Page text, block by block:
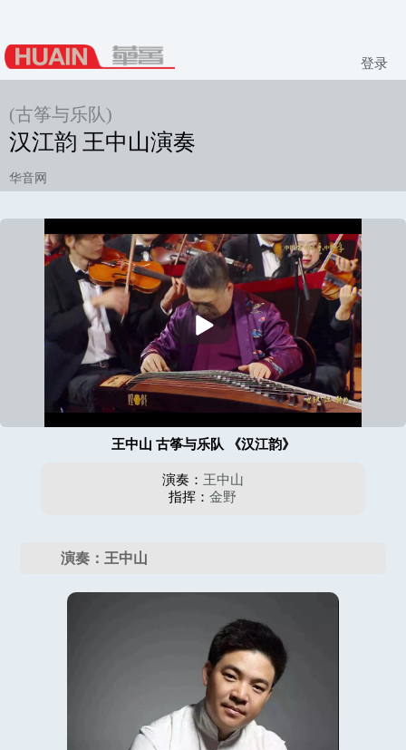
登录
(古筝与乐队)
汉江韵 王中山演奏
华音网
播
放
王中山 古筝与乐队 《汉江韵》
演奏： 王中山
指挥：金野
演奏：王中山